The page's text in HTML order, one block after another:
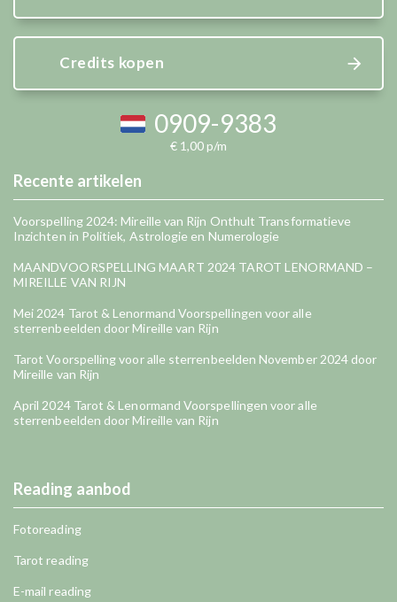
Credits kopen
0909-9383
€ 1,00 p/m
Recente artikelen
Voorspelling 2024: Mireille van Rijn Onthult Transformatieve
Inzichten in Politiek, Astrologie en Numerologie
MAANDVOORSPELLING MAART 2024 TAROT LENORMAND –
MIREILLE VAN RIJN
Mei 2024 Tarot & Lenormand Voorspellingen voor alle
sterrenbeelden door Mireille van Rijn
Tarot Voorspelling voor alle sterrenbeelden November 2024 door
Mireille van Rijn
April 2024 Tarot & Lenormand Voorspellingen voor alle
sterrenbeelden door Mireille van Rijn
Reading aanbod
Fotoreading
Tarot reading
E-mail reading